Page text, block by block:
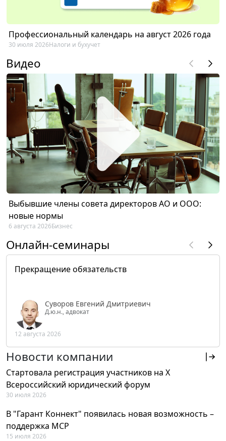
Профессиональный календарь на август 2026 года
30 июля 2026Налоги и бухучет
Видео
Выбывшие члены совета директоров АО и ООО:
новые нормы
6 августа 2026Бизнес
Онлайн-семинары
Прекращение обязательств
Суворов Евгений Дмитриевич
Д.ю.н., адвокат
12 августа 2026
Новости компании
Стартовала регистрация участников на X
Всероссийский юридический форум
30 июля 2026
В "Гарант Коннект" появилась новая возможность –
поддержка MCP
15 июля 2026